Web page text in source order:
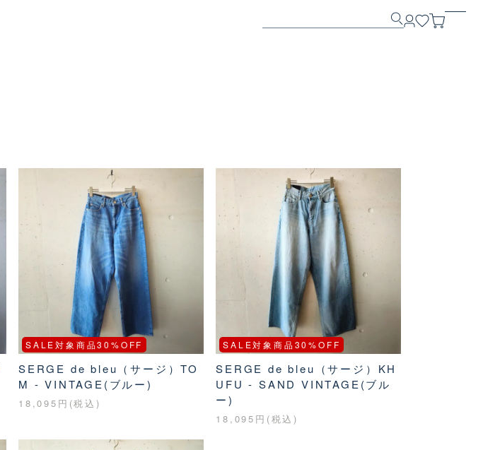
SALE対象商品30%OFF
SERGE de bleu（サージ）TO
M - VINTAGE(ブルー)
18,095円(税込)
SALE対象商品30%OFF
SERGE de bleu（サージ）KH
UFU - SAND VINTAGE(ブル
ー)
18,095円(税込)